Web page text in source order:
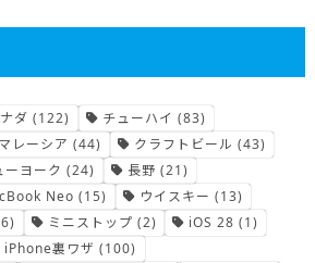
ダ (122) チューハイ (83)
マレーシア (44) クラフトビール (43)
ーヨーク (24) 長野 (21)
Neo (15) ウイスキー (13)
ミニストップ (2) iOS 28 (1)
iPhone裏ワザ (100)